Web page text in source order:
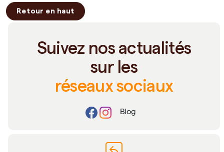
Retour en haut
Suivez nos actualités
sur les
réseaux sociaux
Blog